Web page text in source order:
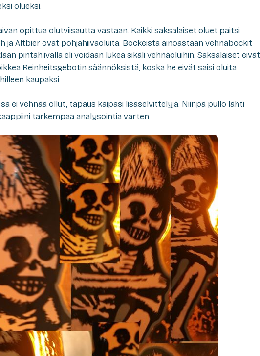
olueksi.
opittua olutviisautta vastaan. Kaikki saksalaiset oluet paitsi
ja Altbier ovat pohjahiivaoluita. Bockeista ainoastaan vehnäbockit
pintahiivalla eli voidaan lukea sikäli vehnäoluihin. Saksalaiset eivät
Reinheitsgebotin säännöksistä, koska he eivät saisi oluita
kaupaksi.
ei vehnää ollut, tapaus kaipasi lisäselvittelyjä. Niinpä pullo lähti
tarkempaa analysointia varten.